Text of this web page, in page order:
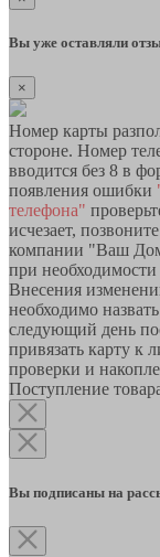
Вы уже оставляли
×
Номер карты
стороне. Номер
вводится без 8 в
появления ошибки
телефона"
исчезает,
компании "Ваш
при
Внесения
необходимо
следующий день
привязать карту к
проверки и
Поступление
Вы подписаны на